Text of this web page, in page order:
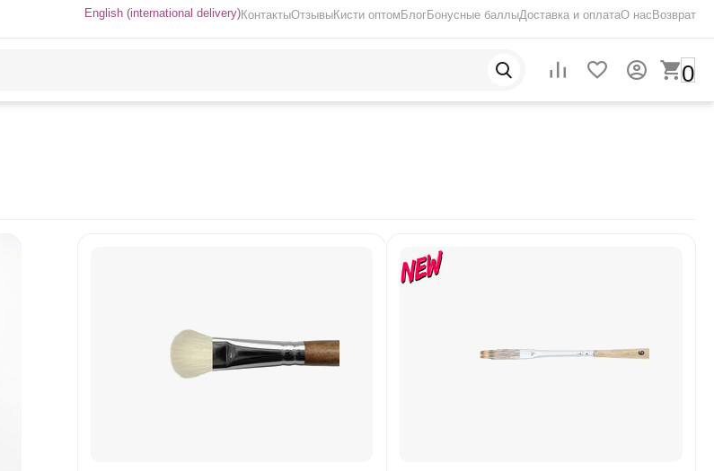
English (international delivery)КонтактыОтзывыКисти оптомБлогБонусные баллыДоставка и оплатаО насВозврат
0